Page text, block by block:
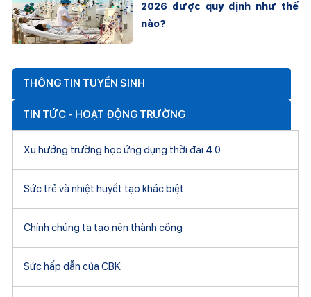
2026 được quy định như thế
nào?
THÔNG TIN TUYỂN SINH
TIN TỨC - HOẠT ĐỘNG TRƯỜNG
Xu hướng trường học ứng dụng thời đại 4.0
Sức trẻ và nhiệt huyết tạo khác biệt
Chính chúng ta tạo nên thành công
Sức hấp dẫn của CBK